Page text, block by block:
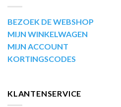
BEZOEK DE WEBSHOP
MIJN WINKELWAGEN
MIJN ACCOUNT
KORTINGSCODES
KLANTENSERVICE